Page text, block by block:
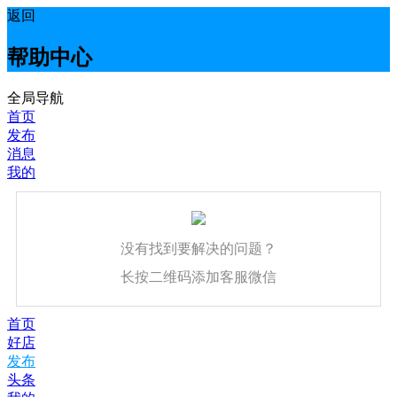
返回
帮助中心
全局导航
首页
发布
消息
我的
没有找到要解决的问题？
长按二维码添加客服微信
首页
好店
发布
头条